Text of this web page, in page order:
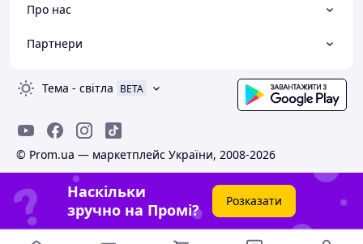
Про нас
Партнери
Тема - світла BETA
© Prom.ua — маркетплейс України, 2008-2026
Наскільки
зручно на Промі?
Розказати